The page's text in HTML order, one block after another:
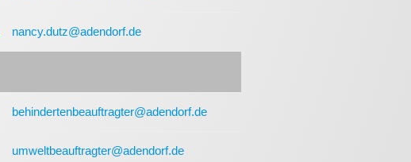
nancy.dutz@adendorf.de
behindertenbeauftragter@adendorf.de
umweltbeauftragter@adendorf.de